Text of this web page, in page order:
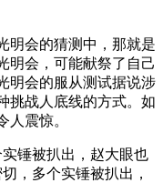
明会的猜测中，那就是
明会，可能献祭了自己
明会的服从测试据说涉
挑战人底线的方式。如
人震惊。